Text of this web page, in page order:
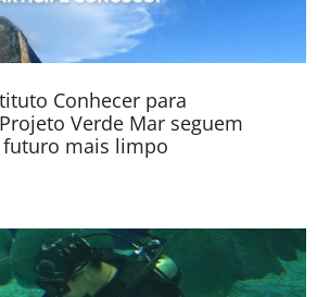
Conhecer para
Verde Mar seguem
mais limpo